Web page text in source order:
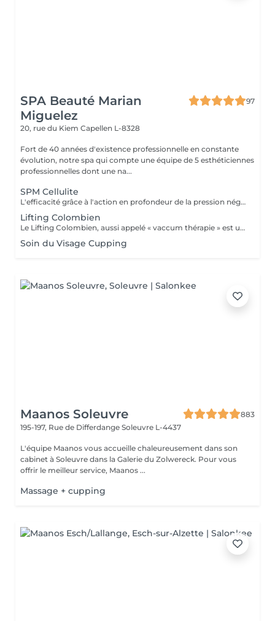
SPA Beauté Marian
Miguelez
97
20, rue du Kiem Capellen L-8328
Fort de 40 années d'existence professionnelle en constante
évolution, notre spa qui compte une équipe de 5 esthéticiennes
professionnelles dont une na...
SPM Cellulite
L'efficacité grâce à l'action en profondeur de la pression négative. Technique originale du "palper - rouler" Drainage, régénération et raffermissement des tissus du visage, du buste et du corps. Pour tous types de peaux. Traitements spécifiques contre les vergetures, la cellulite et bien d'autres. Maîtriser peau d'orange, culotte de cheval et tissus conjonctif faible grâce au SPM Digital ! Le SPM le multi -talent dont on ne peut plus se passer. Raffermir et regalber la poitrine sans appel à la chirurgie, l'un des nombreux traitements spécifiques.
Lifting Colombien
Le Lifting Colombien, aussi appelé « vaccum thérapie » est une technique non chirurgicale, pratiquée à l'aide de ventouses qui exercent une aspiration pour casser les dépôts de cellulite et de graisse, éliminer les toxines, améliorer le drainage et restaurer l'élasticité de la peau.
Soin du Visage Cupping
Maanos Soleuvre
883
195-197, Rue de Differdange Soleuvre L-4437
L'équipe Maanos vous accueille chaleureusement dans son
cabinet à Soleuvre dans la Galerie du Zolwereck. Pour vous
offrir le meilleur service, Maanos ...
Massage + cupping